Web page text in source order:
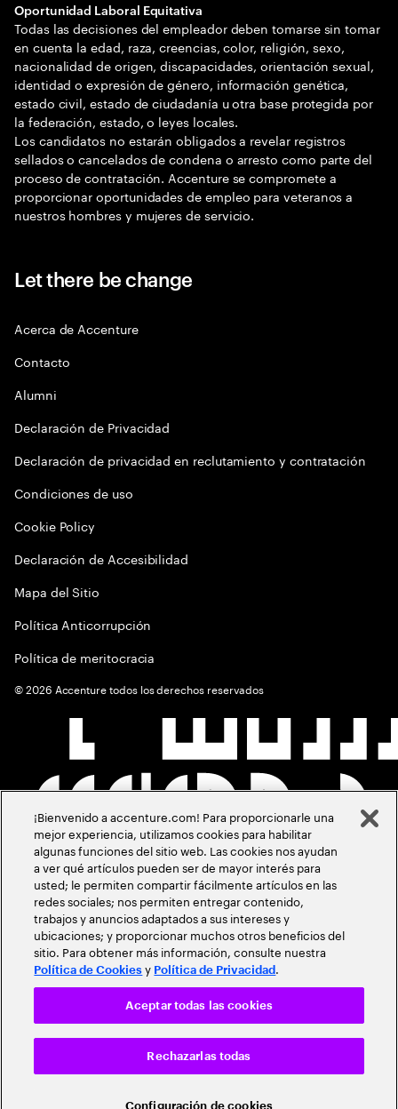
Oportunidad Laboral Equitativa
Todas las decisiones del empleador deben tomarse sin tomar
en cuenta la edad, raza, creencias, color, religión, sexo,
nacionalidad de origen, discapacidades, orientación sexual,
identidad o expresión de género, información genética,
estado civil, estado de ciudadanía u otra base protegida por
la federación, estado, o leyes locales.
Los candidatos no estarán obligados a revelar registros
sellados o cancelados de condena o arresto como parte del
proceso de contratación. Accenture se compromete a
proporcionar oportunidades de empleo para veteranos a
nuestros hombres y mujeres de servicio.
Let there be change
Acerca de Accenture
Contacto
Alumni
Declaración de Privacidad
Declaración de privacidad en reclutamiento y contratación
Condiciones de uso
Cookie Policy
Declaración de Accesibilidad
Mapa del Sitio
Política Anticorrupción
Política de meritocracia
©2026 Accenture todos los derechos reservados
¡Bienvenido a accenture.com! Para proporcionarle una
mejor experiencia, utilizamos cookies para habilitar
algunas funciones del sitio web. Las cookies nos ayudan
a ver qué artículos pueden ser de mayor interés para
usted; le permiten compartir fácilmente artículos en las
redes sociales; nos permiten entregar contenido,
trabajos y anuncios adaptados a sus intereses y
ubicaciones; y proporcionar muchos otros beneficios del
sitio. Para obtener más información, consulte nuestra
Política de Cookies y Política de Privacidad .
Configuración de cookies
Rechazarlas todas
Aceptar todas las cookies